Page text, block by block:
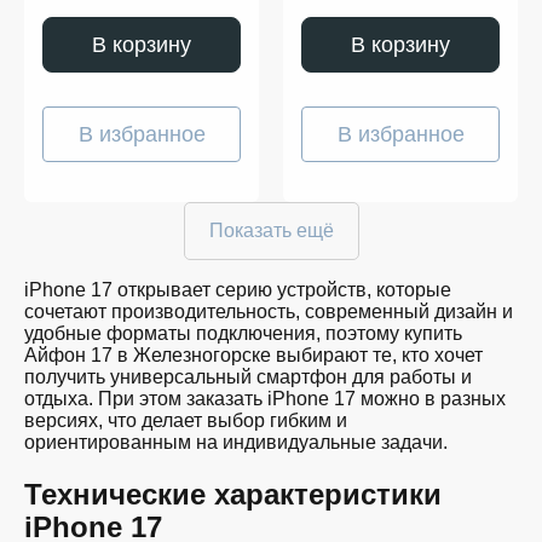
В корзину
В избранное
В корзину
В избранное
Показать ещё
iPhone 17 открывает серию устройств, которые
сочетают производительность, современный дизайн и
удобные форматы подключения, поэтому купить
Айфон 17 в Железногорске выбирают те, кто хочет
получить универсальный смартфон для работы и
отдыха. При этом заказать iPhone 17 можно в разных
версиях, что делает выбор гибким и
ориентированным на индивидуальные задачи.
Технические характеристики
iPhone 17